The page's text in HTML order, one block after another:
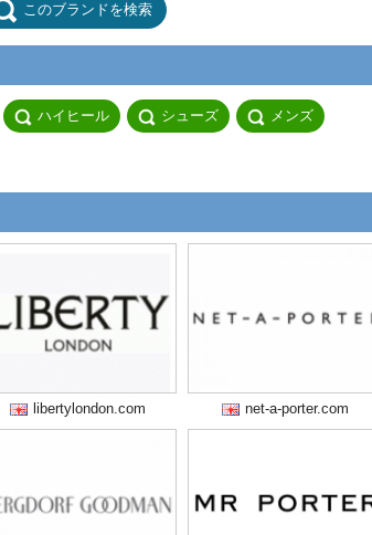
このブランドを検索
ハイヒール シューズ メンズ
libertylondon.com net-a-porter.com